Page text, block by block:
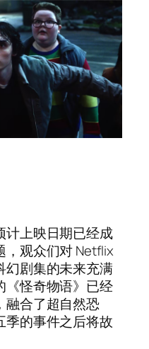
计上映日期已经成
，观众们对 Netflix
幻剧集的未来充满
《怪奇物语》已经
融合了超自然恐
季的事件之后将故